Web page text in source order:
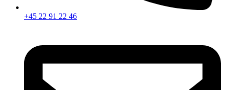
+45 22 91 22 46